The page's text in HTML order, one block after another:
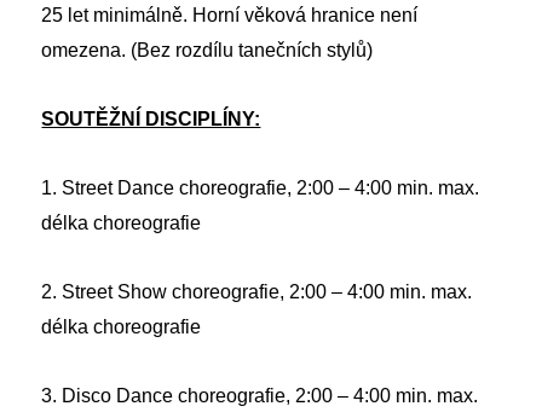
25 let minimálně. Horní věková hranice není
omezena. (Bez rozdílu tanečních stylů)
SOUTĚŽNÍ DISCIPLÍNY:
1. Street Dance choreografie, 2:00 – 4:00 min. max.
délka choreografie
2. Street Show choreografie, 2:00 – 4:00 min. max.
délka choreografie
3. Disco Dance choreografie, 2:00 – 4:00 min. max.